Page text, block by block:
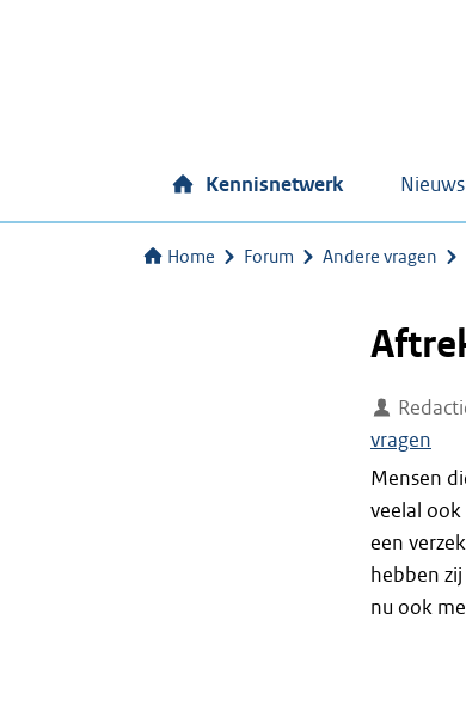
Kennisnetwerk Nieuws
Home Forum Andere vragen
vragen
Mensen
veelal
een
hebben
nu ook